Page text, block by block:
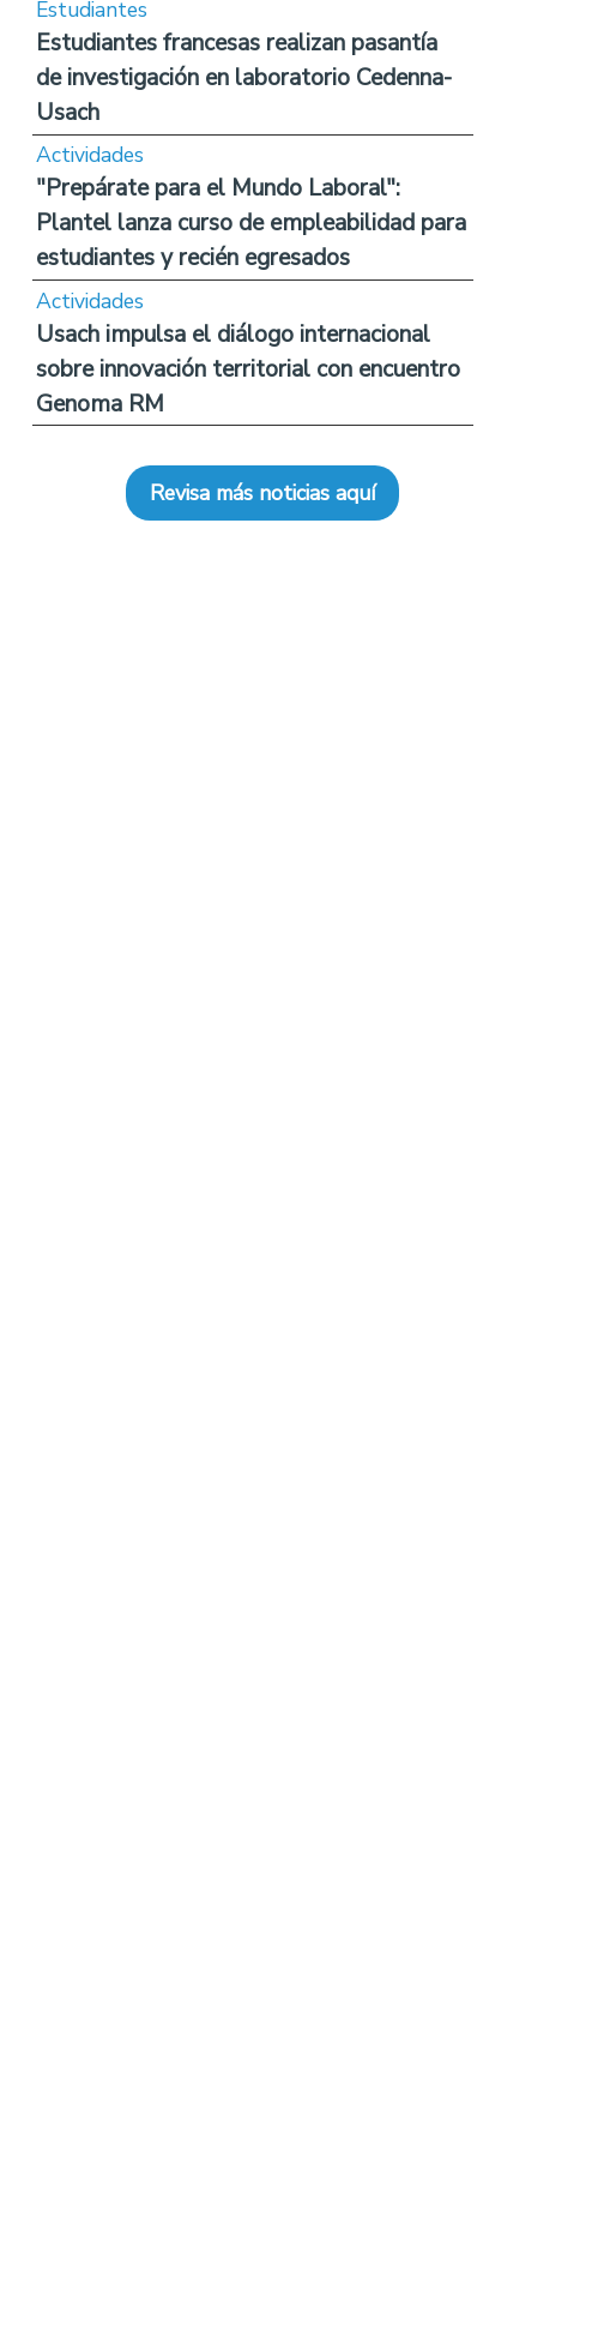
Estudiantes
Estudiantes francesas realizan pasantía
de investigación en laboratorio Cedenna-
Usach
Actividades
"Prepárate para el Mundo Laboral":
Plantel lanza curso de empleabilidad para
estudiantes y recién egresados
Actividades
Usach impulsa el diálogo internacional
sobre innovación territorial con encuentro
Genoma RM
Revisa más noticias aquí